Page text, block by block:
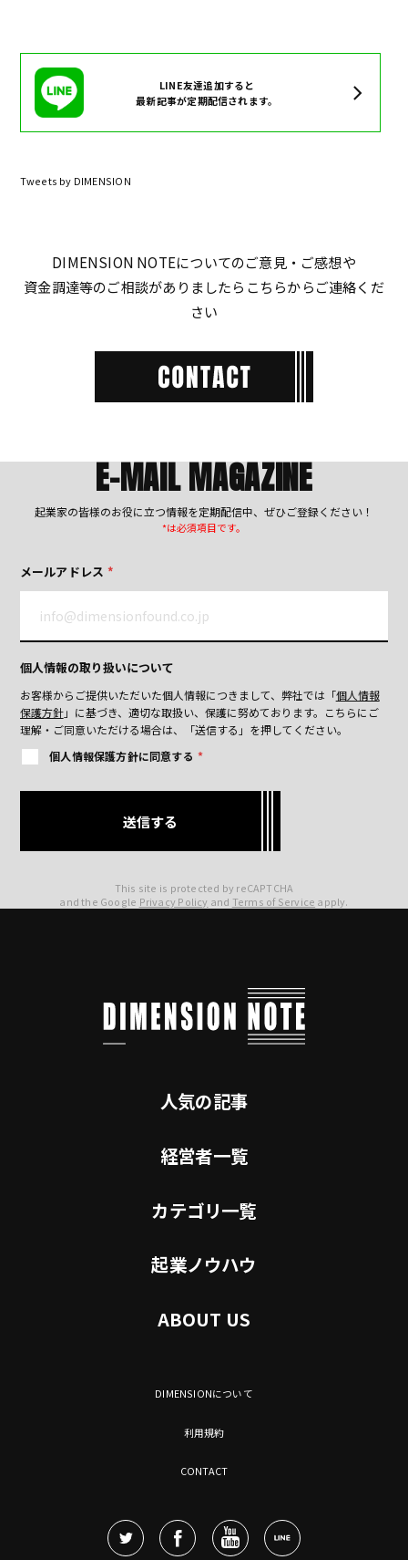
LINE友達追加すると
最新記事が定期配信されます。
Tweets by DIMENSION
DIMENSION NOTEについてのご意見・ご感想や
資金調達等のご相談がありましたらこちらからご連絡くだ
さい
E-MAIL MAGAZINE
起業家の皆様のお役に立つ情報を定期配信中、ぜひご登録ください！
*は必須項目です。
メールアドレス *
個人情報の取り扱いについて
お客様からご提供いただいた個人情報につきまして、弊社では「個人情報
保護方針」に基づき、適切な取扱い、保護に努めております。 こちらにご
理解・ご同意いただける場合は、「送信する」を押してください。
個人情報保護方針に同意する *
This site is protected by reCAPTCHA
and the Google Privacy Policy and Terms of Service apply.
人気の記事
経営者一覧
カテゴリ一覧
起業ノウハウ
ABOUT US
DIMENSIONについて
利用規約
CONTACT